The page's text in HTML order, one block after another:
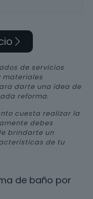
de servicios
materiales
darte una idea de
reforma.
cuesta realizar la
debes
brindarte un
de tu
de baño por